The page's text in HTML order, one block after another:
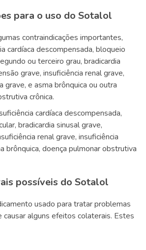
para o uso do Sotalol
contraindicações importantes,
cardíaca descompensada, bloqueio
ou terceiro grau, bradicardia
grave, insuficiência renal grave,
grave, e asma brônquica ou outra
crônica.
cardíaca descompensada,
bradicardia sinusal grave,
renal grave, insuficiência
brônquica, doença pulmonar obstrutiva
possíveis do Sotalol
usado para tratar problemas
causar alguns efeitos colaterais. Estes